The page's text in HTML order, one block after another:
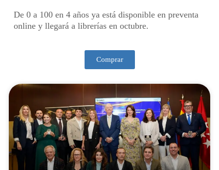
De 0 a 100 en 4 años ya está disponible en preventa
online y llegará a librerías en octubre.
Comprar